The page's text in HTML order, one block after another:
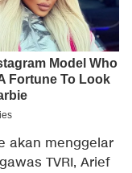
akan menggelar
TVRI, Arief